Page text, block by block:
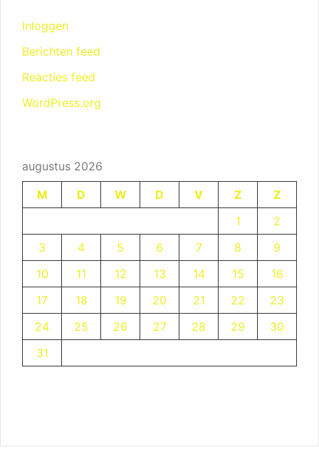
Inloggen
Berichten feed
Reacties feed
WordPress.org
augustus 2026
M
D W D V Z
Z
1
2
3
4 5 6 7 8
9
10
11 12 13 14 15
16
17
18 19 20 21 22
23
24
25 26 27 28 29
30
31